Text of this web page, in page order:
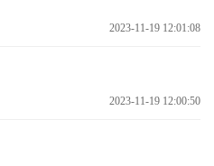
2023-11-19 12:01:08
2023-11-19 12:00:50